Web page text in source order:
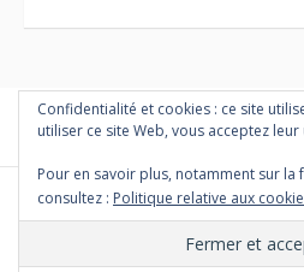
Copyright © 2026 PETITES MARMITES
Thème
Confidentialité et cookies : ce site
utiliser ce site Web, vous acceptez
Pour en savoir plus, notamment sur
consultez : Politique relative aux